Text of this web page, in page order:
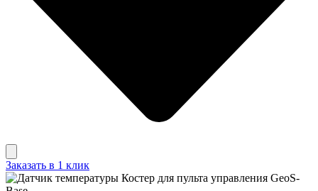
Заказать в 1 клик